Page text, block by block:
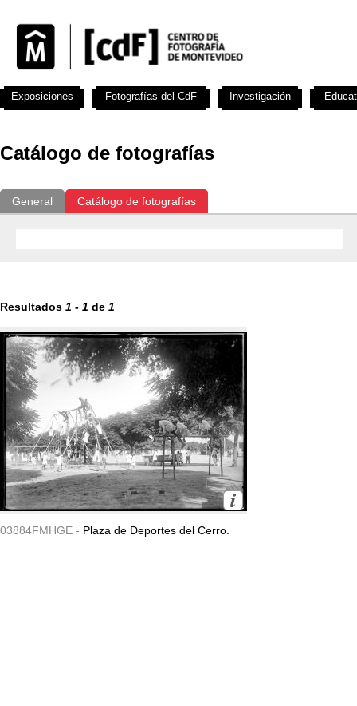
Catálogo de fotografías
General Catálogo de fotografías
Resultados 1 - 1 de 1
03884FMHGE - Plaza de Deportes del Cerro.
Exposiciones Fotografías del CdF Investigación